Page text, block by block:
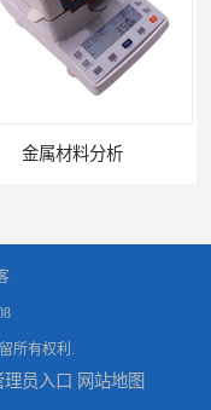
金属材料分析
所有权利.
理员入口 网站地图